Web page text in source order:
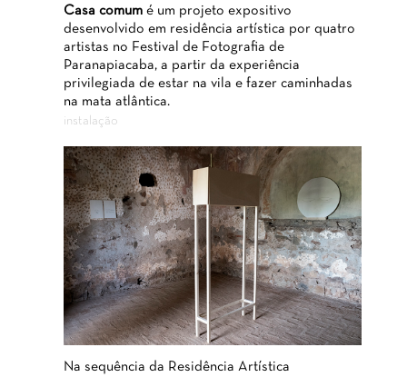
Casa comum é um projeto expositivo
desenvolvido em residência artística por quatro
artistas no Festival de Fotografia de
Paranapiacaba, a partir da experiência
privilegiada de estar na vila e fazer caminhadas
na mata atlântica.
instalação
Na sequência da Residência Artística